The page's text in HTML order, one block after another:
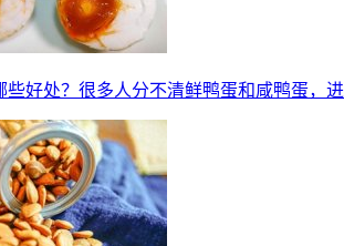
些好处？很多人分不清鲜鸭蛋和咸鸭蛋，